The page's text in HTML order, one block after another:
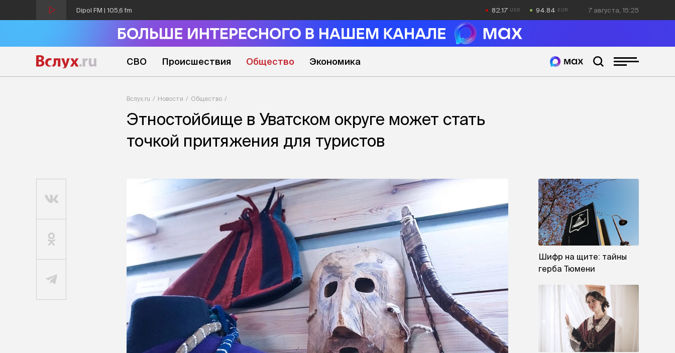
Dipol FM | 105,6 fm 82.17 94.84 7 августа, 15:25
СВО Происшествия Общество Экономика
Вслух.ru Новости Общество
Этностойбище в Уватском округе может стать
точкой притяжения для туристов
Шифр на щите: тайны
герба Тюмени